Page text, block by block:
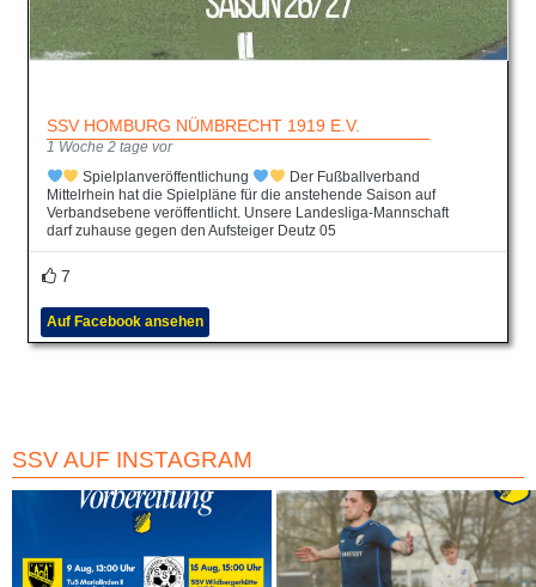
SSV HOMBURG NÜMBRECHT 1919 E.V.
1 Woche 2 tage vor
Spielplanveröffentlichung
Der Fußballverband
Mittelrhein hat die Spielpläne für die anstehende Saison auf
Verbandsebene veröffentlicht. Unsere Landesliga-Mannschaft
darf zuhause gegen den Aufsteiger Deutz 05
7
Auf Facebook ansehen
SSV AUF INSTAGRAM